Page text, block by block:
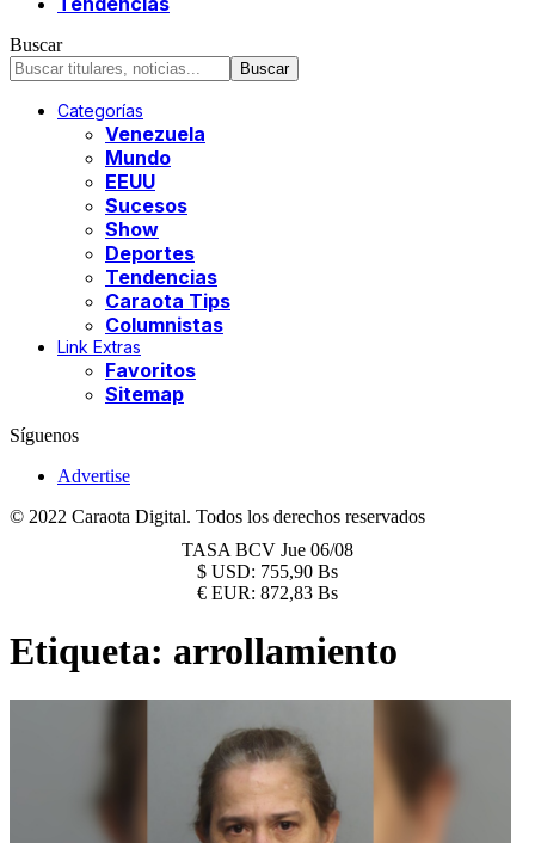
Buscar
Categorías
Venezuela
Mundo
EEUU
Sucesos
Show
Deportes
Tendencias
Caraota Tips
Columnistas
Link Extras
Favoritos
Sitemap
Síguenos
Advertise
© 2022 Caraota Digital. Todos los derechos reservados
TASA BCV Jue 06/08
$ USD: 755,90 Bs
€ EUR: 872,83 Bs
Etiqueta: arrollamiento